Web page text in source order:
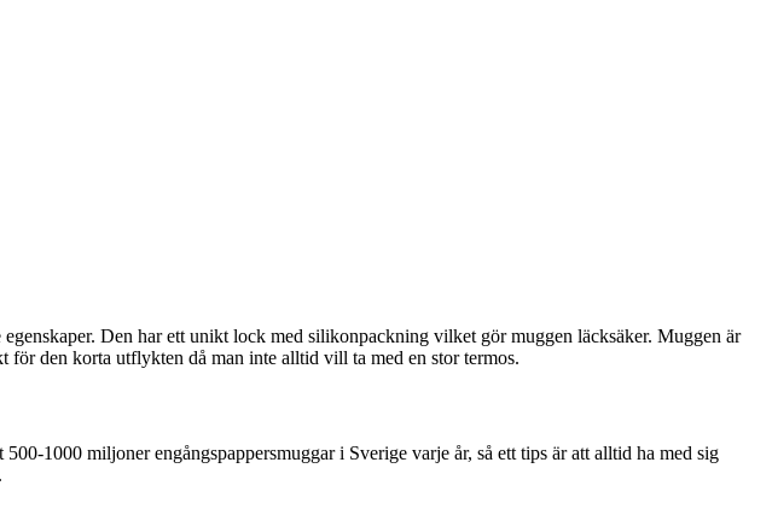
Den har ett unikt lock med silikonpackning vilket gör muggen läcksäker. Muggen är
för den korta utflykten då man inte alltid vill ta med en stor termos.
1000 miljoner engångspappersmuggar i Sverige varje år, så ett tips är att alltid ha med sig